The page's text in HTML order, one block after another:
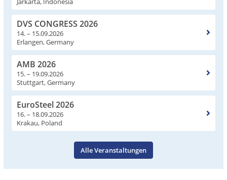
DVS CONGRESS 2026
14. – 15.09.2026
Erlangen, Germany
AMB 2026
15. – 19.09.2026
Stuttgart, Germany
EuroSteel 2026
16. – 18.09.2026
Krakau, Poland
Alle Veranstaltungen